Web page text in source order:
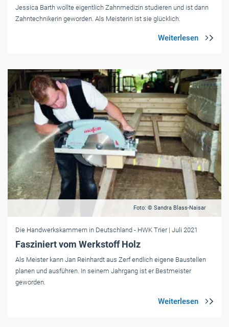
Jessica Barth wollte eigentlich Zahnmedizin studieren und ist dann
Zahntechnikerin geworden. Als Meisterin ist sie glücklich.
Foto: © Sandra Blass-Naisar
Die Handwerkskammern in Deutschland - HWK Trier | Juli 2021
Fasziniert vom Werkstoff Holz
Als Meister kann Jan Reinhardt aus Zerf endlich eigene Baustellen
planen und ausführen. In seinem Jahrgang ist er Bestmeister
geworden.